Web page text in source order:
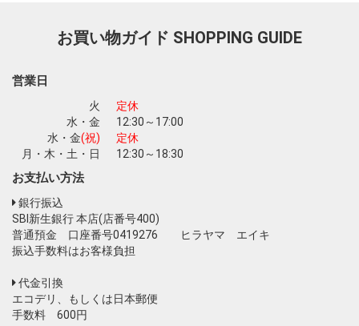
お買い物ガイド SHOPPING GUIDE
営業日
火
定休
水・金
12:30～17:00
水・金(祝)
定休
月・木・土・日
12:30～18:30
お支払い方法
銀行振込
SBI新生銀行 本店(店番号400)
普通預金 口座番号0419276 ヒラヤマ エイキ
振込手数料はお客様負担
代金引換
エコデリ、もしくは日本郵便
手数料 600円